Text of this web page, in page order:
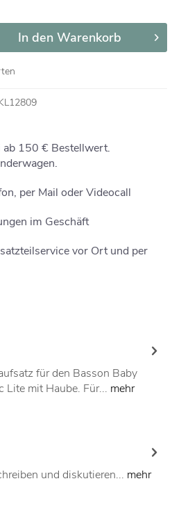
In den Warenkorb
ab 150 € Bestellwert.
per Mail oder Videocall
im Geschäft
vor Ort und per
für den Basson Baby
Lite mit Haube. Für... mehr
und diskutieren... mehr